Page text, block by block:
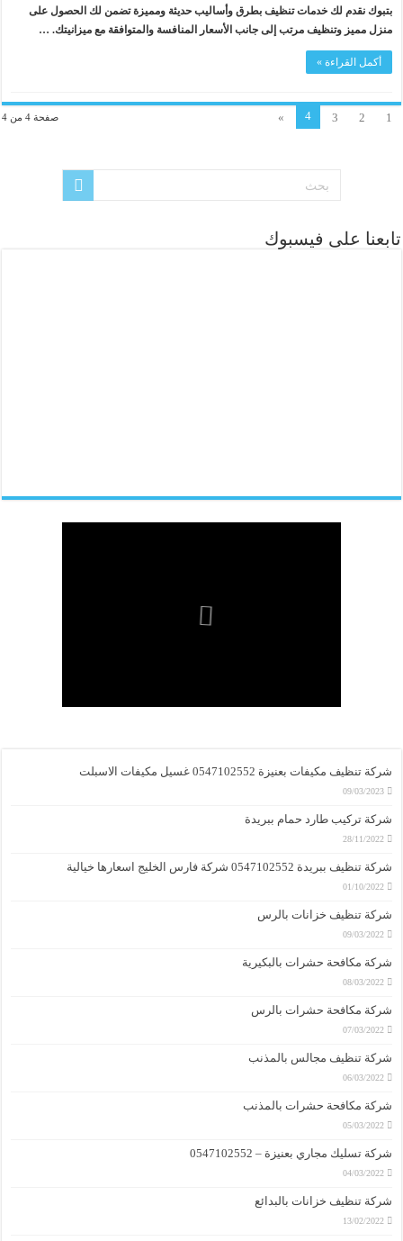
بتبوك نقدم لك خدمات تنظيف بطرق وأساليب حديثة ومميزة تضمن لك الحصول على
منزل مميز وتنظيف مرتب إلى جانب الأسعار المنافسة والمتوافقة مع ميزانيتك. …
أكمل القراءة »
صفحة 4 من 4 1
2
3
4
»
تابعنا على فيسبوك
شركة تنظيف مكيفات بعنيزة 0547102552 غسيل مكيفات الاسبلت
09/03/2023
شركة تركيب طارد حمام ببريدة
28/11/2022
شركة تنظيف ببريدة 0547102552 شركة فارس الخليج اسعارها خيالية
01/10/2022
شركة تنظيف خزانات بالرس
09/03/2022
شركة مكافحة حشرات بالبكيرية
08/03/2022
شركة مكافحة حشرات بالرس
07/03/2022
شركة تنظيف مجالس بالمذنب
06/03/2022
شركة مكافحة حشرات بالمذنب
05/03/2022
شركة تسليك مجاري بعنيزة – 0547102552
04/03/2022
شركة تنظيف خزانات بالبدائع
13/02/2022